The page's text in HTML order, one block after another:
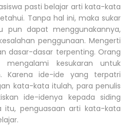
pasti belajar arti kata-kata
Tanpa hal ini, maka sukar
pun dapat menggunakannya,
penggunaan. Mengerti
dasar-dasar terpenting. Orang
kesukaran untuk
Karena ide-ide yang terpatri
kata-kata itulah, para penulis
ide-idenya kepada siding
penguasaan arti kata-kata